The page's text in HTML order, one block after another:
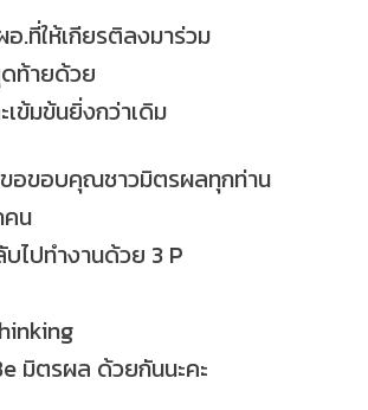
ที่ให้เกียรติลงมาร่วม
ท้ายด้วย
เข้มข้นยิ่งกว่าเดิม
อขอบคุณชาวมิตรผลทุกท่าน
น
บไปทำงานด้วย 3 P
มิตรผล ด้วยกันนะคะ